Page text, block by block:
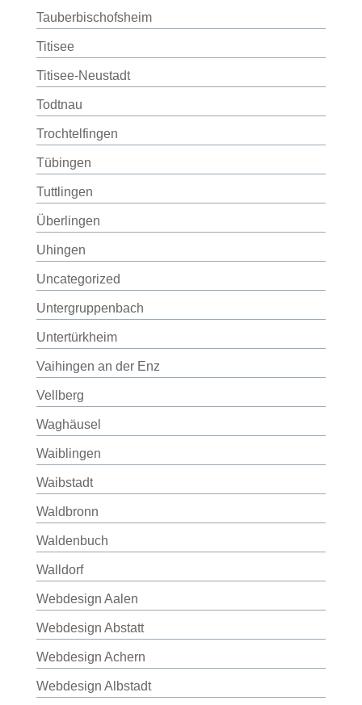
Tauberbischofsheim
Titisee
Titisee-Neustadt
Todtnau
Trochtelfingen
Tübingen
Tuttlingen
Überlingen
Uhingen
Uncategorized
Untergruppenbach
Untertürkheim
Vaihingen an der Enz
Vellberg
Waghäusel
Waiblingen
Waibstadt
Waldbronn
Waldenbuch
Walldorf
Webdesign Aalen
Webdesign Abstatt
Webdesign Achern
Webdesign Albstadt